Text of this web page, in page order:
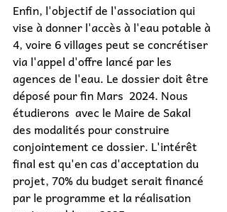
Enfin, l'objectif de l'association qui
vise à donner l'accès à l'eau potable à
4, voire 6 villages peut se concrétiser
via l'appel d'offre lancé par les
agences de l'eau. Le dossier doit être
déposé pour fin Mars  2024. Nous
étudierons  avec le Maire de Sakal
des modalités pour construire
conjointement ce dossier. L'intérêt
final est qu'en cas d'acceptation du
projet, 70% du budget serait financé
par le programme et la réalisation